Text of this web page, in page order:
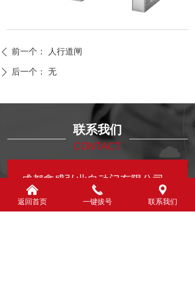
ꄴ 前一个： 人行道闸
ꄲ 后一个： 无
联系我们
CONTACT
成都鑫盛弘业自动门有限公司
낀
返回首页
끅
一键拔号
끇
联系我们